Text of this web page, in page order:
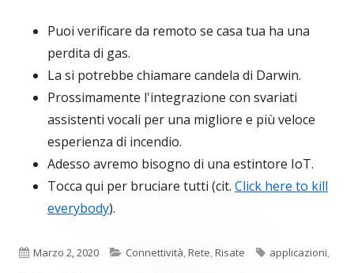
Puoi verificare da remoto se casa tua ha una
perdita di gas.
La si potrebbe chiamare candela di Darwin.
Prossimamente l'integrazione con svariati
assistenti vocali per una migliore e più veloce
esperienza di incendio.
Adesso avremo bisogno di una estintore IoT.
Tocca qui per bruciare tutti (cit. Click here to kill
everybody).
Pubblicato
Marzo 2, 2020 Categorie
Connettività,Rete,Risate Tag
applicazioni,